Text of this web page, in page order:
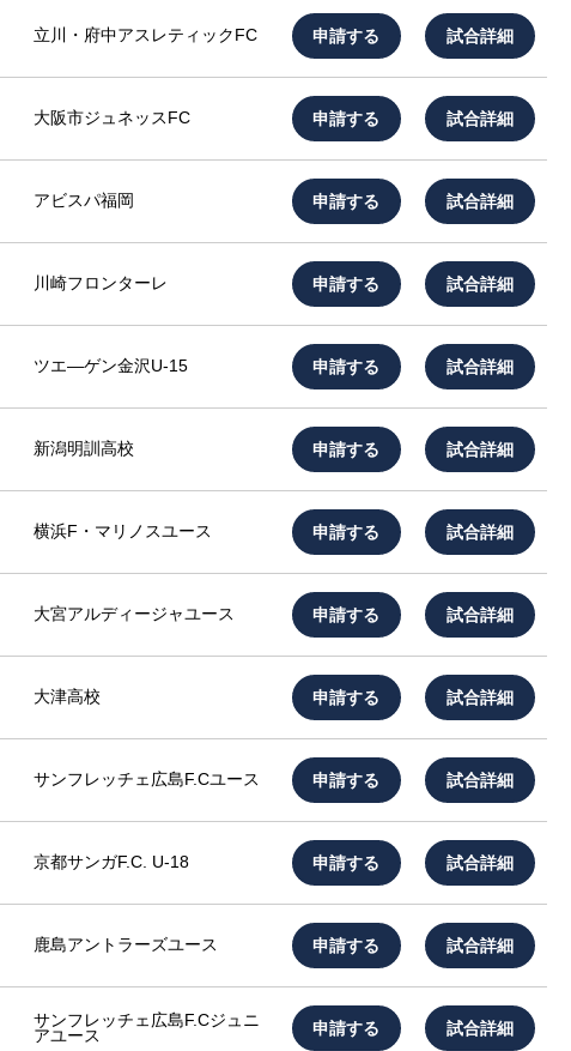
立川・府中アスレティックFC 申請する 試合詳細
大阪市ジュネッスFC 申請する 試合詳細
アビスパ福岡 申請する 試合詳細
川崎フロンターレ 申請する 試合詳細
ツエ―ゲン金沢U-15 申請する 試合詳細
新潟明訓高校 申請する 試合詳細
横浜F・マリノスユース 申請する 試合詳細
大宮アルディージャユース 申請する 試合詳細
大津高校 申請する 試合詳細
サンフレッチェ広島F.Cユース 申請する 試合詳細
京都サンガF.C. U-18 申請する 試合詳細
鹿島アントラーズユース 申請する 試合詳細
サンフレッチェ広島F.Cジュニ
アユース
申請する 試合詳細